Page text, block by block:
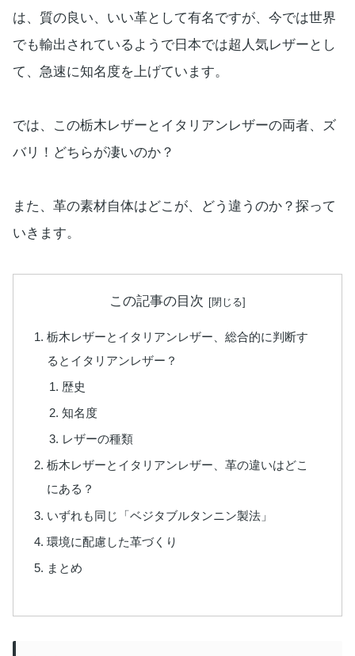
は、質の良い、いい革として有名ですが、今では世界
でも輸出されているようで日本では超人気レザーとし
て、急速に知名度を上げています。
では、この栃木レザーとイタリアンレザーの両者、ズ
バリ！どちらが凄いのか？
また、革の素材自体はどこが、どう違うのか？探って
いきます。
この記事の目次
栃木レザーとイタリアンレザー、総合的に判断す
るとイタリアンレザー？
歴史
知名度
レザーの種類
栃木レザーとイタリアンレザー、革の違いはどこ
にある？
いずれも同じ「ベジタブルタンニン製法」
環境に配慮した革づくり
まとめ